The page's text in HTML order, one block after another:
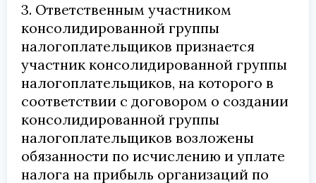
3. Ответственным участником
консолидированной группы
налогоплательщиков признается
участник консолидированной группы
налогоплательщиков, на которого в
соответствии с договором о создании
консолидированной группы
налогоплательщиков возложены
обязанности по исчислению и уплате
налога на прибыль организаций по